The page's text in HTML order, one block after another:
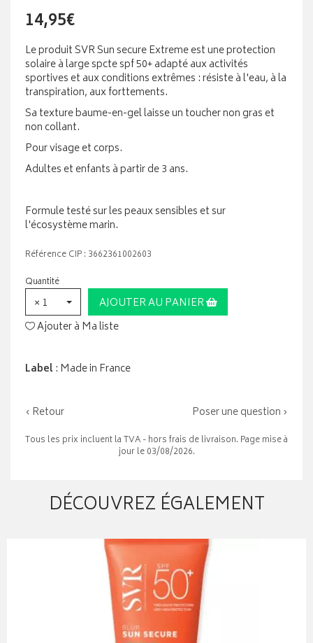
14,95€
Le produit SVR Sun secure Extreme est une protection
solaire à large spcte spf 50+ adapté aux activités
sportives et aux conditions extrêmes : résiste à l'eau, à la
transpiration, aux forttements.
Sa texture baume-en-gel laisse un toucher non gras et
non collant.
Pour visage et corps.
Adultes et enfants à partir de 3 ans.
Formule testé sur les peaux sensibles et sur
l'écosystème marin.
Référence CIP : 3662361002603
Quantité
× 1
AJOUTER AU PANIER
Ajouter à Ma liste
Label: Made in France
‹ Retour Poser une question ›
Tous les prix incluent la TVA - hors frais de livraison. Page mise à
jour le 03/08/2026.
DÉCOUVREZ ÉGALEMENT